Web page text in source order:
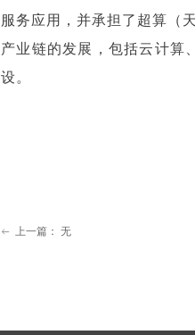
服务应用，并承担了超算（
产业链的发展，包括云计算
设。
ꂃ 上一篇： 无